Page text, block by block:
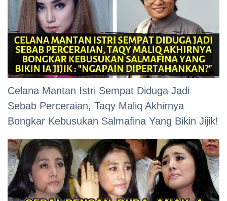
Celana Mantan Istri Sempat Diduga Jadi
Sebab Perceraian, Taqy Maliq Akhirnya
Bongkar Kebusukan Salmafina Yang Bikin Jijik!